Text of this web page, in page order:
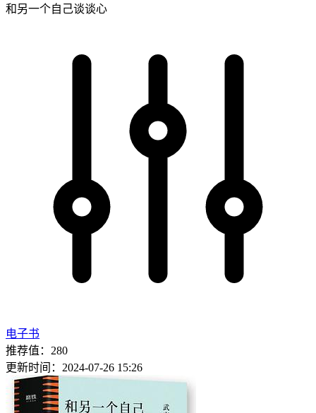
和另一个自己谈谈心
电子书
推荐值：280
更新时间：2024-07-26 15:26